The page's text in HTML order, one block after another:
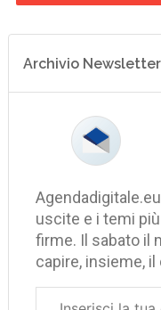
Archivio Newsletter
uscite e i temi
firme. Il sabato il
capire, insieme,